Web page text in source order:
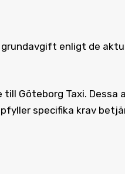
grundavgift enligt de
Göteborg Taxi. Dessa
specifika krav